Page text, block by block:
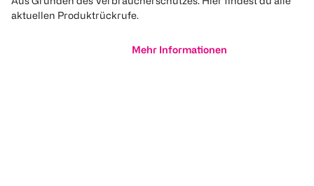
aktuellen Produktrückrufe.
Mehr Informationen